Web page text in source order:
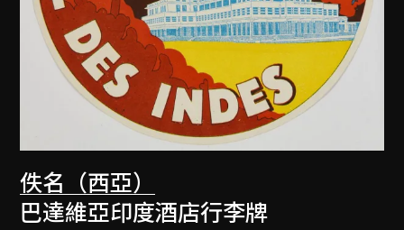
佚名（西亞）
巴達維亞印度酒店行李牌